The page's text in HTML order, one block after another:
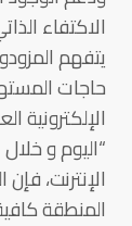
الاكتفاء
يتفهم
حاجات
الإلكترونية
“اليوم و
الإنترنت،
المنطقة